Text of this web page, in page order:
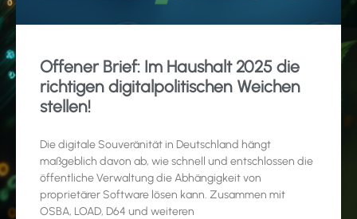
Offener Brief: Im Haushalt 2025 die
richtigen digitalpolitischen Weichen
stellen!
Die digitale Souveränität in Deutschland hängt
maßgeblich davon ab, wie schnell und entschlossen die
öffentliche Verwaltung die Abhängigkeit von
proprietärer Software lösen kann. Zusammen mit
OSBA, LOAD, D64 und weiteren